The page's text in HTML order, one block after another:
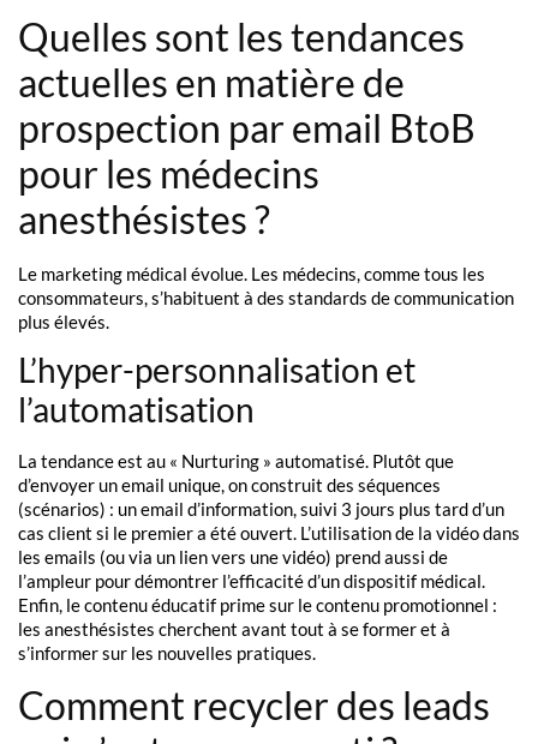
Quelles sont les tendances
actuelles en matière de
prospection par email BtoB
pour les médecins
anesthésistes ?
Le marketing médical évolue. Les médecins, comme tous les
consommateurs, s’habituent à des standards de communication
plus élevés.
L’hyper-personnalisation et
l’automatisation
La tendance est au « Nurturing » automatisé. Plutôt que
d’envoyer un email unique, on construit des séquences
(scénarios) : un email d’information, suivi 3 jours plus tard d’un
cas client si le premier a été ouvert. L’utilisation de la vidéo dans
les emails (ou via un lien vers une vidéo) prend aussi de
l’ampleur pour démontrer l’efficacité d’un dispositif médical.
Enfin, le contenu éducatif prime sur le contenu promotionnel :
les anesthésistes cherchent avant tout à se former et à
s’informer sur les nouvelles pratiques.
Comment recycler des leads